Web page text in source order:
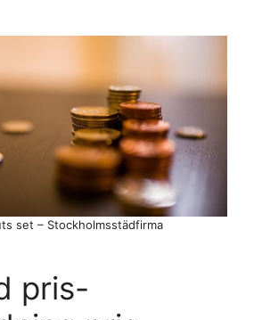
set – Stockholmsstädfirma
pris-